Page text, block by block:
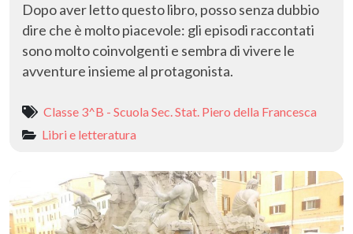
Dopo aver letto questo libro, posso senza dubbio
dire che è molto piacevole: gli episodi raccontati
sono molto coinvolgenti e sembra di vivere le
avventure insieme al protagonista.
Classe 3^B - Scuola Sec. Stat. Piero della Francesca
Libri e letteratura